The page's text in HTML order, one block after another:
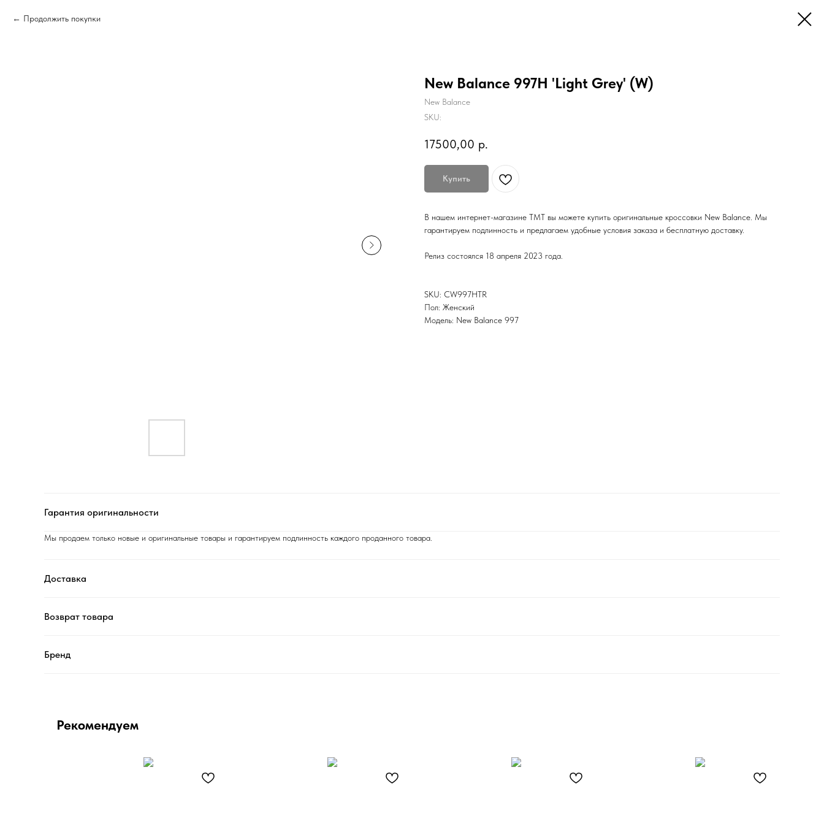
Продолжить покупки
New Balance 997H 'Light Grey' (W)
New Balance
SKU:
17500,00 р.
Купить
В нашем интернет-магазине TMT вы можете купить оригинальные кроссовки New Balance. Мы
гарантируем подлинность и предлагаем удобные условия заказа и бесплатную доставку.
Релиз состоялся 18 апреля 2023 года.
SKU: CW997HTR
Пол: Женский
Модель: New Balance 997
Гарантия оригинальности
Мы продаем только новые и оригинальные товары и гарантируем подлинность каждого проданного товара.
Доставка
Возврат товара
Бренд
Рекомендуем